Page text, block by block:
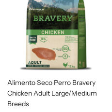
Alimento Seco Perro Bravery
Chicken Adult Large/Medium
Breeds